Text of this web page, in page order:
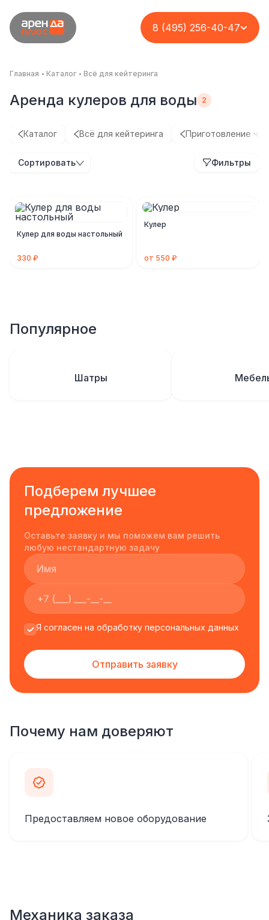
8 (495) 256-40-47
Главная Каталог Всё для кейтеринга
Аренда кулеров для воды
Каталог Всё для кейтеринга Приготовление
Сортировать Фильтры
Кулер для воды настольный
330 ₽
Кулер
от 550 ₽
Популярное
Шатры
Подберем лучшее
предложение
Оставьте заявку и мы поможем вам решить
любую нестандартную задачу
Я согласен на обработку персональных данных
Отправить заявку
Почему нам доверяют
Предоставляем новое оборудование
Механика заказа